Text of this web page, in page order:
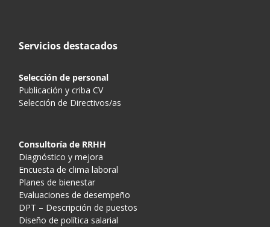
Servicios destacados
Selección de personal
Publicación y criba CV
Selección de Directivos/as
Consultoría de RRHH
Diagnóstico y mejora
Encuesta de clima laboral
Planes de bienestar
Evaluaciones de desempeño
DPT – Descripción de puestos
Diseño de política salarial